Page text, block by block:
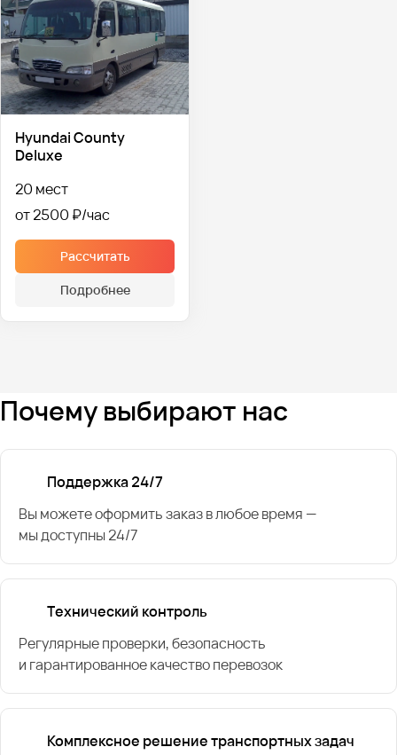
Hyundai County
Deluxe
20 мест
от 2500 ₽
Рассчитать
Подробнее
Почему выбирают нас
Поддержка 24/7
Вы можете оформить заказ в любое время —
мы доступны 24/7
Технический контроль
Регулярные проверки, безопасность
и гарантированное качество перевозок
Комплексное решение транспортных задач